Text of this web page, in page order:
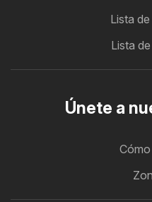
Lista
Lista
Únete a